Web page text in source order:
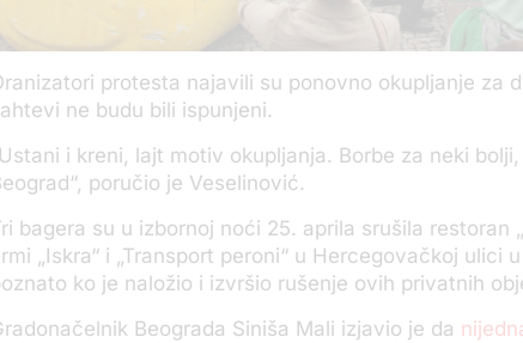
protesta najavili su ponovno okupljanje za
ne budu bili ispunjeni.
i kreni, lajt motiv okupljanja. Borbe za neki
poručio je Veselinović.
bagera su u izbornoj noći 25. aprila srušila restoran
„Iskra“ i „Transport peroni“ u Hercegovačkoj ulici
ko je naložio i izvršio rušenje ovih privatnih
Beograda Siniša Mali izjavio je da